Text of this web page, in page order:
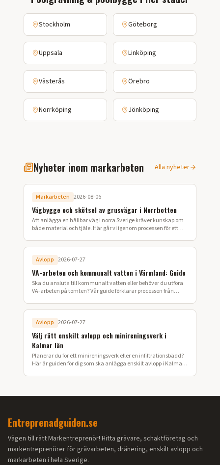
Stockholm Göteborg
Uppsala Linköping
Västerås Örebro
Norrköping Jönköping
Nyheter inom markarbeten Alla nyheter
Markarbeten 2026-08-06
Vägbygge och skötsel av grusvägar i Norrbotten
Att anlägga en hållbar väg i norra Sverige kräver kunskap om
både material och tjäle. Här går vi igenom processen för ett
Avlopp 2026-07-27
VA-arbeten och kommunalt vatten i Värmland: Guide
Ska du ansluta till kommunalt vatten eller behöver du utföra
VA-arbeten på tomten? Vår guide förklarar processen från
Avlopp 2026-07-27
Välj rätt enskilt avlopp och minireningsverk i
Kalmar län
Planerar du för ett minireningsverk eller en infiltrationsbädd?
Här är guiden för dig som ska anlägga enskilt avlopp i Kalmar
Entreprenadguiden.se
Vägen till rätt Markentreprenör! Hitta grävare, schaktföretag och
markentreprenörer för grävarbeten, dränering, enskilt avlopp och
markarbeten i hela Sverige.